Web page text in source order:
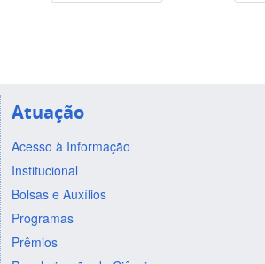
Atuação
Acesso à Informação
Institucional
Bolsas e Auxílios
Programas
Prêmios